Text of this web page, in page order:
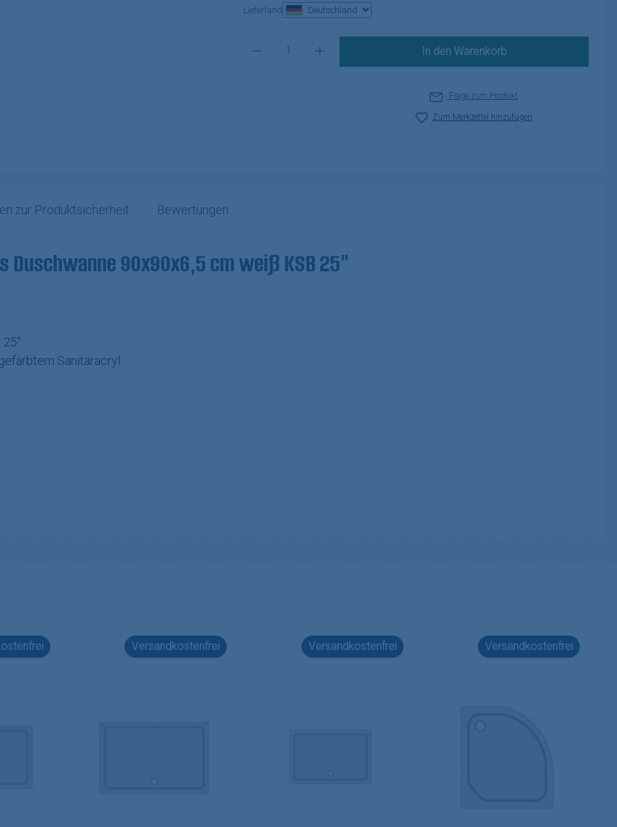
Lieferland
In den Warenkorb
Frage zum Produkt
Zum Merkzettel hinzufügen
zur Produktsicherheit Bewertungen
90x90x6,5 cm weiß KSB 25"
Sanitäracryl
Versandkostenfrei Versandkostenfrei Versandkostenfrei